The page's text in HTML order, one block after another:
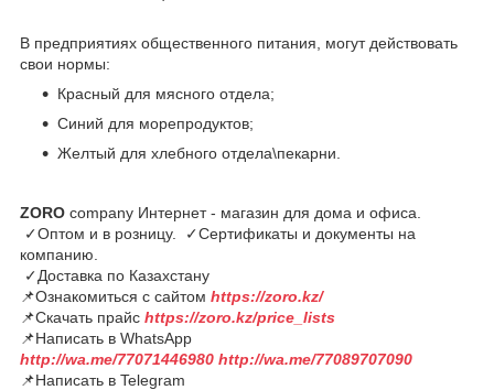
В предприятиях общественного питания, могут действовать
свои нормы:
Красный для мясного отдела;
Синий для морепродуктов;
Желтый для хлебного отдела\пекарни.
ZORO company Интернет - магазин для дома и офиса.
✓Оптом и в розницу. ✓Сертификаты и документы на
компанию.
✓Доставка по Казахстану
📌Ознакомиться с сайтом https://zoro.kz/
📌Скачать прайс https://zoro.kz/price_lists
📌Написать в WhatsApp
http://wa.me/77071446980 http://wa.me/77089707090
📌Написать в Telegram